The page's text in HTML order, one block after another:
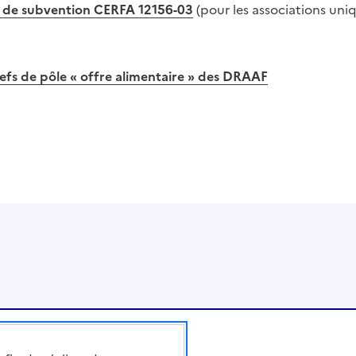
subvention CERFA 12156-03 (pour les associations
de pôle « offre alimentaire » des DRAAF